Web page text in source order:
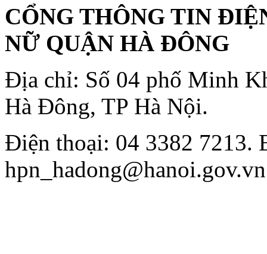
CỔNG THÔNG TIN
NỮ QUẬN HÀ ĐÔNG
Địa chỉ: Số 04 phố Minh
Hà Đông, TP Hà Nội.
Điện thoại: 04 3382 7213.